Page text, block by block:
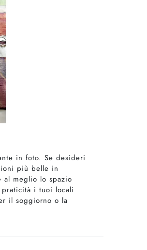
in foto. Se desideri
più belle in
al meglio lo spazio
i tuoi locali
il soggiorno o la